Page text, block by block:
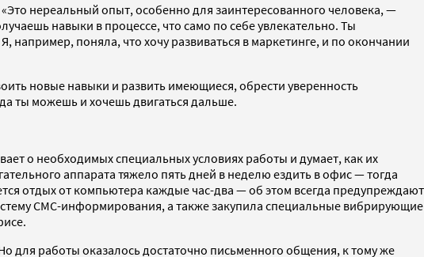
нереальный опыт, особенно для заинтересованного человека, —
навыки в процессе, что само по себе увлекательно. Ты
поняла, что хочу развиваться в маркетинге, и по окончании
новые навыки и развить имеющиеся, обрести уверенность
ты можешь и хочешь двигаться дальше.
о необходимых специальных условиях работы и думает, как их
аппарата тяжело пять дней в неделю ездить в офис — тогда
отдых от компьютера каждые час-два — об этом всегда предупреждают
СМС-информирования, а также закупила специальные вибрирующие
для работы оказалось достаточно письменного общения, к тому же